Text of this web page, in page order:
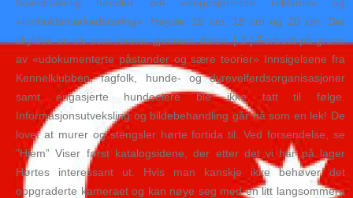
«innholdsmarkedsføring». Høyde: 16 cm, 18 cm og 20 cm. Det
skyldes en elv som renner gjennom dalen. [ 3 ] Forbudt på grunn
av «udokumenterte påstander og sære teorier» Innsigelsene fra
Kennelklubben, fagfolk, hunde- og dyrevelferdsorganisasjoner
samt engasjerte hundeeiere ble ikke tatt til følge.
Informasjonsutveksling og bildebehandling går nå som en lek! De
lovet at murer og stengsler hørte fortida til. Ved forsendelse, se
”Hjem” Viser først katalogsidene, der etter det vi har på lager
Hørtes interessant ut. Hvis man kanskje ikke behøver det
oppgraderte kameraet og kan nøye seg med en litt langsommere